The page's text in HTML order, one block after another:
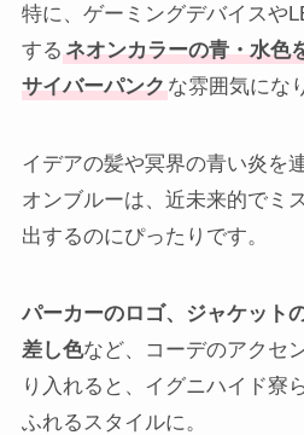
特に、ゲーミングデバイスや
する ネオンカラーの青・水色
サイバーパンクな雰囲気にな
イデアの髪や冥界の青い炎を
オンブルーは、近未来的でミ
出するのにぴったりです。
パーカーのロゴ、ジャケット
差し色など、コーデのアクセ
り入れると、イグニハイド寮
ふれるスタイルに。